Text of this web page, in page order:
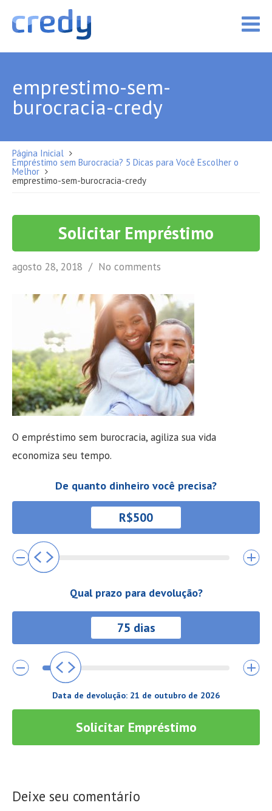
emprestimo-sem-
burocracia-credy
Página Inicial
Empréstimo sem Burocracia? 5 Dicas para Você Escolher o
Melhor
emprestimo-sem-burocracia-credy
Solicitar Empréstimo
agosto 28, 2018 No comments
O empréstimo sem burocracia, agiliza sua vida
economiza seu tempo.
De quanto dinheiro você precisa?
Qual prazo para devolução?
Data de devolução: 21 de outubro de 2026
Solicitar Empréstimo
Deixe seu comentário